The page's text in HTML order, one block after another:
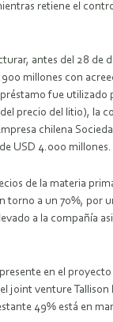
retiene el
antes del 28 de
millones con
fue utilizado
precio del litio), la
chilena
USD 4.000 millones.
de la materia
torno a un 70%, por
a la compañía
en el
joint venture Tallison
49% está en